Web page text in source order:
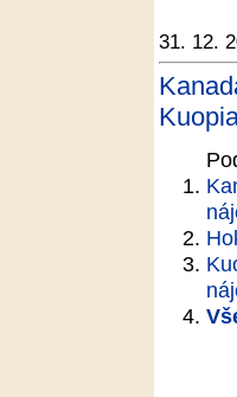
31. 12.